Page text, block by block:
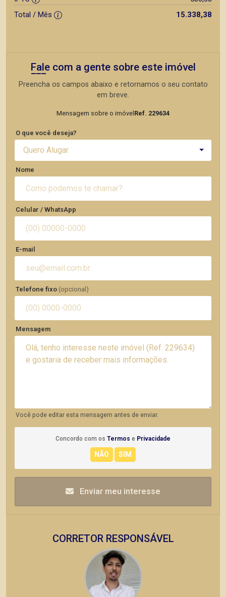
Total / Mês
15.338,38
Fale com a gente sobre este imóvel
Preencha os campos abaixo e retornamos o seu contato
em breve.
Mensagem sobre o imóvel Ref. 229634
O que você deseja?
Quero Alugar
Nome
Celular / WhatsApp
E-mail
Telefone fixo (opcional)
Mensagem
Você pode editar esta mensagem antes de enviar.
Concordo com os Termos e Privacidade
Enviar meu interesse
CORRETOR RESPONSÁVEL